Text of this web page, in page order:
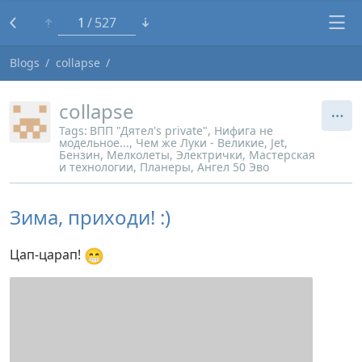
1 527
Blogs collapse
collapse
Tags: ВПП "Дятел's private" Нифига не
модельное... Чем же Луки - Великие Jet
Бензин Мелколеты Электрички Мастерская
и технологии Планеры Ангел 50 Эво
Зима, приходи! :)
Цап-царап! 😁